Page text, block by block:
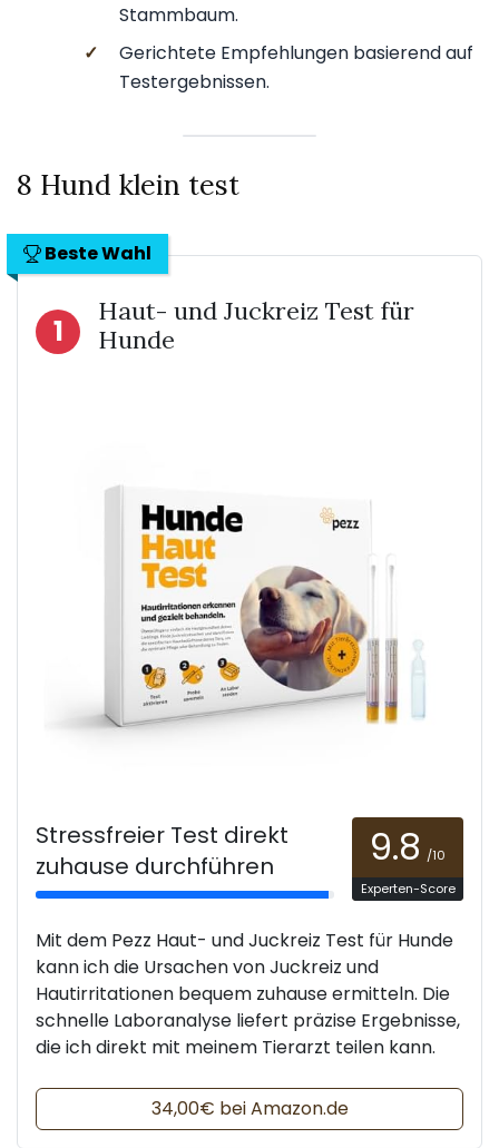
Stammbaum.
✓
Gerichtete Empfehlungen basierend auf
Testergebnissen.
8 Hund klein test
Beste Wahl
1
Haut- und Juckreiz Test für
Hunde
Stressfreier Test direkt
zuhause durchführen
9.8 /10
Experten-Score
Mit dem Pezz Haut- und Juckreiz Test für Hunde
kann ich die Ursachen von Juckreiz und
Hautirritationen bequem zuhause ermitteln. Die
schnelle Laboranalyse liefert präzise Ergebnisse,
die ich direkt mit meinem Tierarzt teilen kann.
34,00€ bei Amazon.de